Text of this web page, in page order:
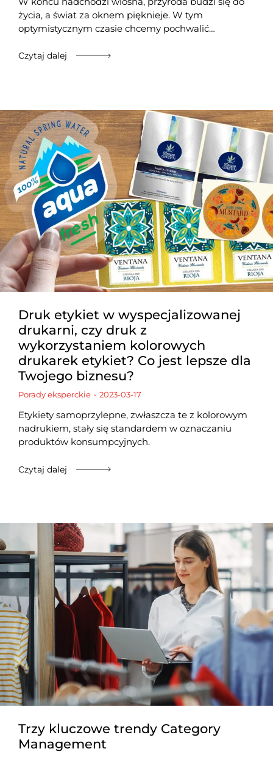
życia, a świat za oknem pięknieje. W tym
optymistycznym czasie chcemy pochwalić…
Czytaj dalej
Druk etykiet w wyspecjalizowanej
drukarni, czy druk z
wykorzystaniem kolorowych
drukarek etykiet? Co jest lepsze dla
Twojego biznesu?
Porady eksperckie 2023-03-17
Etykiety samoprzylepne, zwłaszcza te z kolorowym
nadrukiem, stały się standardem w oznaczaniu
produktów konsumpcyjnych.
Czytaj dalej
Trzy kluczowe trendy Category
Management